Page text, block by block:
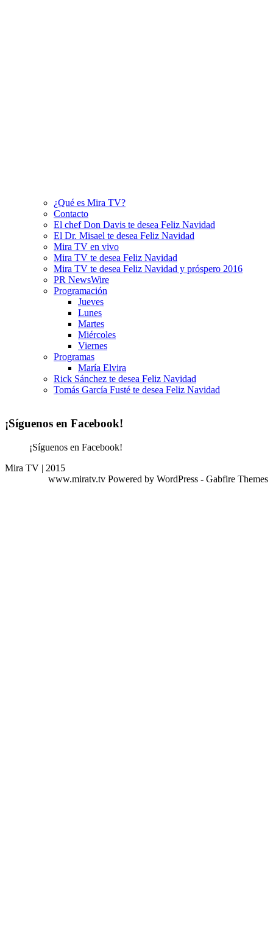
¿Qué es Mira TV?
Contacto
El chef Don Davis te desea Feliz Navidad
El Dr. Misael te desea Feliz Navidad
Mira TV en vivo
Mira TV te desea Feliz Navidad
Mira TV te desea Feliz Navidad y próspero 2016
PR NewsWire
Programación
Jueves
Lunes
Martes
Miércoles
Viernes
Programas
María Elvira
Rick Sánchez te desea Feliz Navidad
Tomás García Fusté te desea Feliz Navidad
¡Síguenos en Facebook!
¡Síguenos en Facebook!
Mira TV | 2015
www.miratv.tv Powered by WordPress - Gabfire Themes